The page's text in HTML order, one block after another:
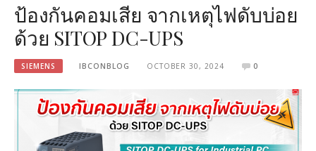
ป้องกันคอมเสีย จากเหตุไฟดับบ่อย
ด้วย SITOP DC-UPS
SIEMENS IBCONBLOG OCTOBER 30, 2024 0